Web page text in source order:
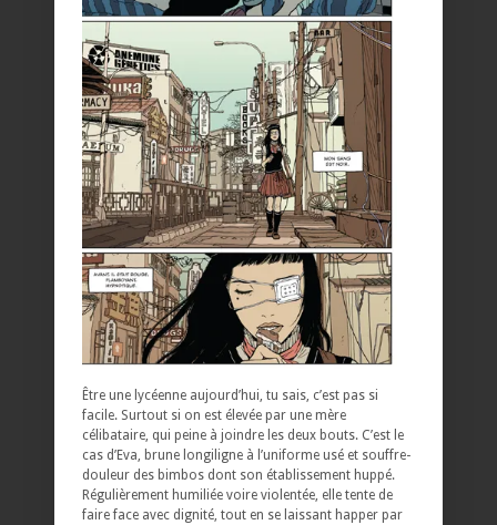
Être une lycéenne aujourd’hui, tu sais, c’est pas si
facile. Surtout si on est élevée par une mère
célibataire, qui peine à joindre les deux bouts. C’est le
cas d’Eva, brune longiligne à l’uniforme usé et souffre-
douleur des bimbos dont son établissement huppé.
Régulièrement humiliée voire violentée, elle tente de
faire face avec dignité, tout en se laissant happer par